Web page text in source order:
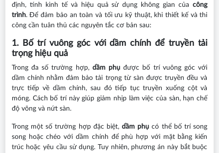
định, tính kinh tế và hiệu quả sử dụng không gian củacông
trình. Để đảm bảo an toàn và tối ưu kỹ thuật, khi thiết kế và thi
công cần tuân thủ các nguyên tắc cơ bản sau:
1. Bố trí vuông góc với dầm chính để truyền tải
trọng hiệu quả
Trong đa số trường hợp, dầm phụ được bố trí vuông góc với
dầm chính nhằm đảm bảo tải trọng từ sàn được truyền đều và
trực tiếp về dầm chính, sau đó tiếp tục truyền xuống cột và
móng. Cách bố trí này giúp giảm nhịp làm việc của sàn, hạn chế
độ võng và nứt sàn.
Trong một số trường hợp đặc biệt,dầm phụ có thể bố trí song
song hoặc chéo với dầm chính để phù hợp với mặt bằng kiến
trúc hoặc yêu cầu sử dụng. Tuy nhiên, phương án này bắt buộc